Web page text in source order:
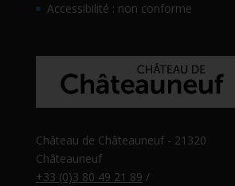
Accessibilité : non conforme
Château de Châteauneuf - 21320
Châteauneuf
+33 (0)3 80 49 21 89 /